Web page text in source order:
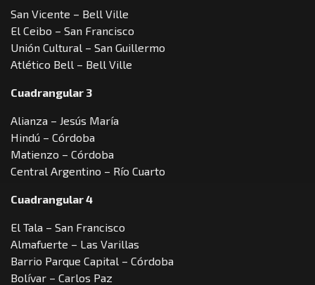
San Vicente – Bell Ville
El Ceibo – San Francisco
Unión Cultural – San Guillermo
Atlético Bell – Bell Ville
Cuadrangular 3
Alianza – Jesús María
Hindú – Córdoba
Matienzo – Córdoba
Central Argentino – Río Cuarto
Cuadrangular 4
El Tala – San Francisco
Almafuerte – Las Varillas
Barrio Parque Capital – Córdoba
Bolívar – Carlos Paz